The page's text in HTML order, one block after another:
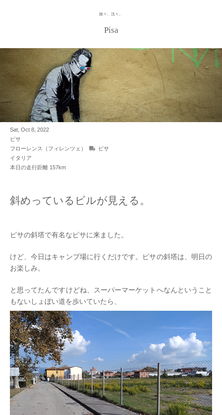
旅々、沈々。
Pisa
Sat, Oct 8, 2022
ピサ
フローレンス（フィレンツェ）
ピサ
イタリア
本日の走行距離 157km
斜めっているビルが見える。
ピサの斜塔で有名なピサに来ました。
けど、今日はキャンプ場に行くだけです。ピサの斜塔は、明日の
お楽しみ。
と思ってたんですけどね、スーパーマーケットへなんということ
もないしょぼい道を歩いていたら、